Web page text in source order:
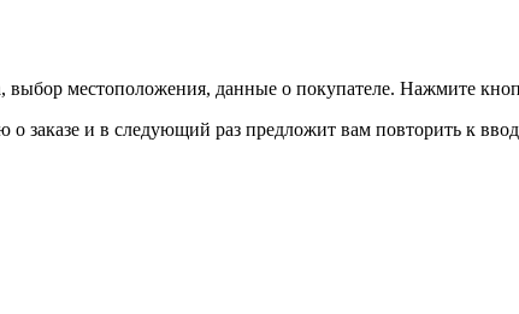
выбор местоположения, данные о покупателе. Нажмите
заказе и в следующий раз предложит вам повторить к